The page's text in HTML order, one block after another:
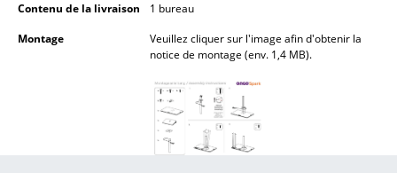
Lits doubles
Lits simples
Tables de chevet et Accessoires de lit
Contenu de la livraison
1 bureau
Montage
Veuillez cliquer sur l'image afin d'obtenir la
notice de montage (env. 1,4 MB).